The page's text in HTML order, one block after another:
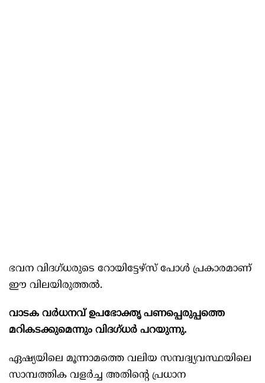
ഭവന വിദഗ്ധരുടെ റോയിട്ടേഴ്സ് പോള്‍ പ്രകാരമാണ്
ഈ വിലയിരുത്തല്‍.
വാടക വര്‍ധനവ് ഉപഭോക്തൃ പണപ്പെരുപ്പത്തെ
മറികടക്കുമെന്നും വിദഗ്ധര്‍ പറയുന്നു.
ഏഷ്യയിലെ മൂന്നാമത്തെ വലിയ സമ്പദ്വ്യവസ്ഥയിലെ
സാമ്പത്തിക വളര്‍ച്ച അതിന്റെ പ്രധാന